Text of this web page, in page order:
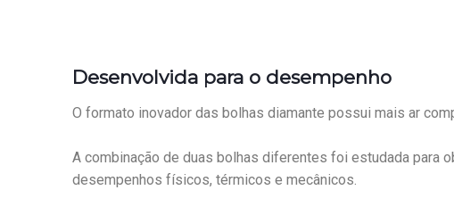
Desenvolvida para o desempenho
O formato inovador das bolhas diamante possui mais ar
A combinação de duas bolhas diferentes foi estudada para
desempenhos físicos, térmicos e mecânicos.